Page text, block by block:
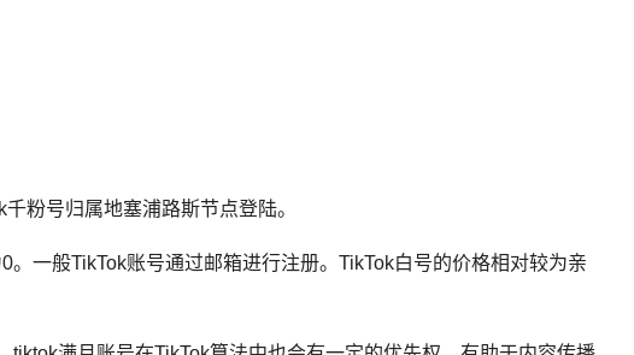
粉号归属地塞浦路斯节点登陆。
一般TikTok账号通过邮箱进行注册。 TikTok白号的价格相对较为亲